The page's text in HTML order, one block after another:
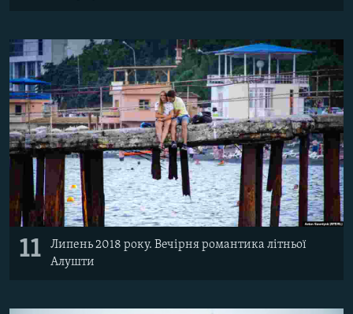
11
Липень 2018 року. Вечірня романтика літньої
Алушти